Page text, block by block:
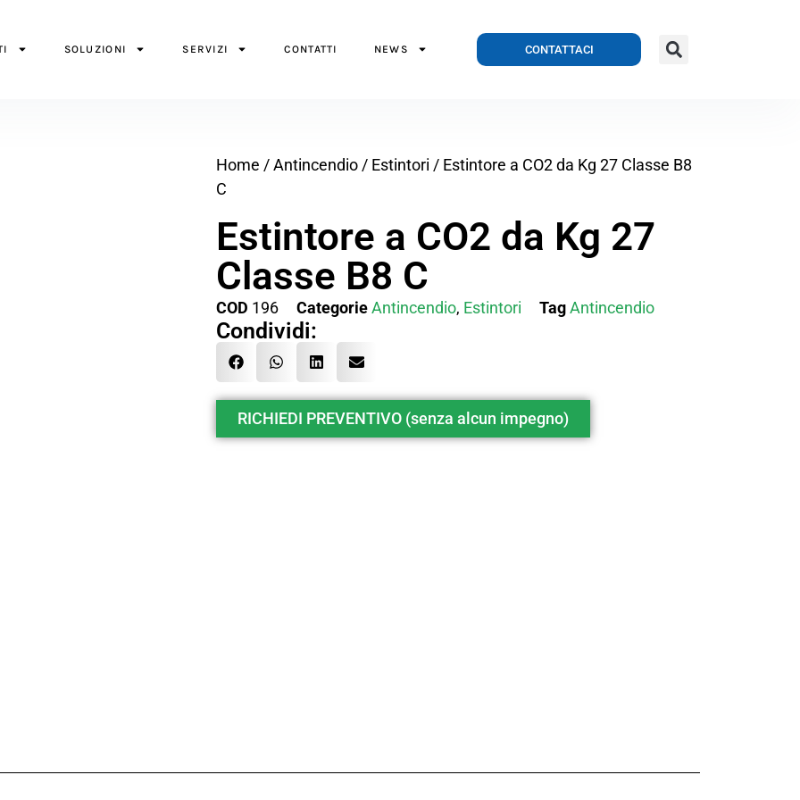
SOLUZIONI SERVIZI CONTATTI NEWS CONTATTACI
Home /Antincendio/ Estintori / Estintore a CO2 da Kg 27 Classe B8
C
Estintore a CO2 da Kg 27
Classe B8 C
COD 196 Categorie Antincendio, Estintori Tag Antincendio
Condividi:
RICHIEDI PREVENTIVO (senza alcun impegno)